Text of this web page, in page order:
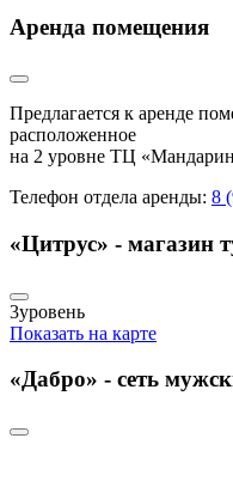
Аренда помещения
Предлагается к аренде
расположенное
на 2 уровне ТЦ
Телефон отдела аренды: 8
«Цитрус» - магазин
3уровень
Показать на карте
«Дабро» - сеть